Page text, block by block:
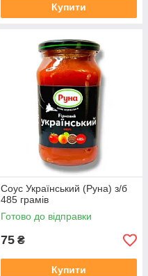
Купити
Соус Український (Руна) з/б
485 грамів
Готово до відправки
75 ₴
Купити